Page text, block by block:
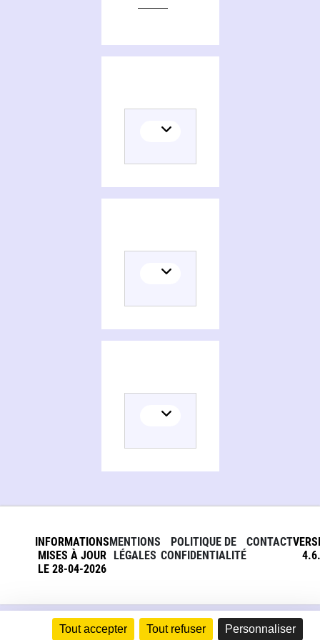
Tout accepter Tout refuser Personnaliser
INFORMATIONS
MISES À JOUR
LE 28-04-2026
MENTIONS
LÉGALES
POLITIQUE DE
CONFIDENTIALITÉ
CONTACT